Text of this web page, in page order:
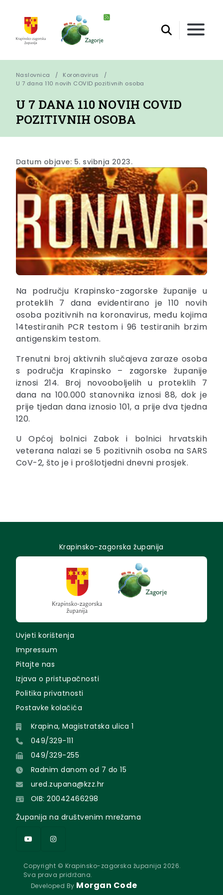
Naslovnica
Koronavirus
U 7 dana 110 novih COVID pozitivnih osoba
U 7 DANA 110 NOVIH COVID
POZITIVNIH OSOBA
Datum objave: 5. svibnja 2023.
Na području Krapinsko-zagorske županije u
proteklih 7 dana evidentirano je 110 novih
osoba pozitivnih na koronavirus, među kojima
14testiranih PCR testom i 96 testiranih brzim
antigenskim testom.
Trenutni broj aktivnih slučajeva zaraze osoba
s područja Krapinsko – zagorske županije
iznosi 214. Broj novooboljelih u proteklih 7
dana na 100.000 stanovnika iznosi 88, dok je
prije tjedan dana iznosio 101, a prije dva tjedna
120.
U Općoj bolnici Zabok i bolnici hrvatskih
veterana nalazi se 5 pozitivnih osoba na SARS
CoV-2, što je i prošlotjedni dnevni prosjek.
Krapinsko-zagorska županija
Uvjeti korištenja
Impressum
Pitajte nas
Izjava o pristupačnosti
Politika privatnosti
Postavke kolačića
Krapina, Magistratska ulica 1
049/329-111
049/329-255
Radnim danom od 7 do 15
ured.zupana@kzz.hr
OIB: 20042466298
Županija na društvenim mrežama
Copyright © Krapinsko-zagorska županija 2026.
Sva prava pridržana.
Developed By Morgan Code